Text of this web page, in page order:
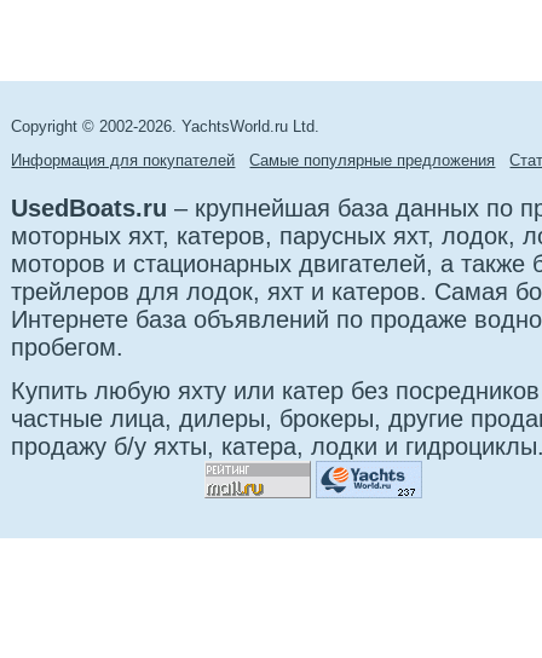
Copyright © 2002-2026. YachtsWorld.ru Ltd.
Информация для покупателей
Самые популярные предложения
UsedBoats.ru – крупнейшая база данных по
моторных яхт, катеров, парусных яхт, лодок,
моторов и стационарных двигателей, а также
трейлеров для лодок, яхт и катеров. Самая
Интернете база объявлений по продаже
пробегом.
Купить любую яхту или катер без
частные лица, дилеры, брокеры, другие
продажу б/у яхты, катера, лодки и